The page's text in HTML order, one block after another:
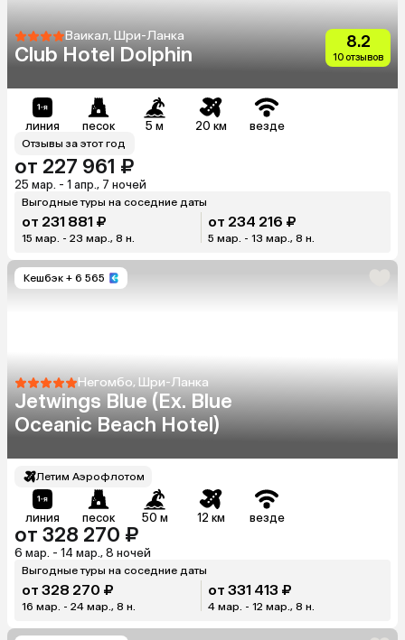
Ваикал, Шри-Ланка
Club Hotel Dolphin
8.2
10 отзывов
линия песок 5 м 20 км везде
Отзывы за этот год
от 227 961 ₽
25 мар. - 1 апр., 7 ночей
Выгодные туры на соседние даты
от 231 881 ₽
15 мар. - 23 мар., 8 н.
от 234 216 ₽
5 мар. - 13 мар., 8 н.
Кешбэк + 6 565
Негомбо, Шри-Ланка
Jetwings Blue (Ex. Blue
Oceanic Beach Hotel)
Летим Аэрофлотом
линия песок 50 м 12 км везде
от 328 270 ₽
6 мар. - 14 мар., 8 ночей
Выгодные туры на соседние даты
от 328 270 ₽
16 мар. - 24 мар., 8 н.
от 331 413 ₽
4 мар. - 12 мар., 8 н.